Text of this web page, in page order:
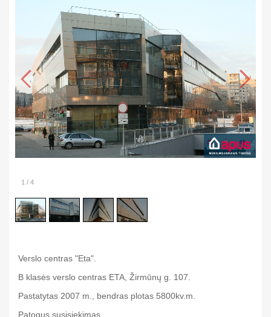
1 / 4
Verslo centras "Eta".
B klasės verslo centras ETA, Žirmūnų g. 107.
Pastatytas 2007 m., bendras plotas 5800kv.m.
Patogus susisiekimas.